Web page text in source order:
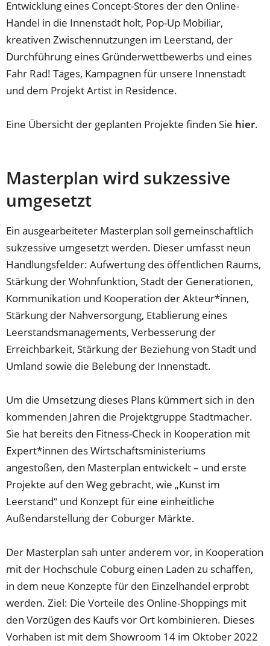
Entwicklung eines Concept-Stores der den Online-
Handel in die Innenstadt holt, Pop-Up Mobiliar,
kreativen Zwischennutzungen im Leerstand, der
Durchführung eines Gründerwettbewerbs und eines
Fahr Rad! Tages, Kampagnen für unsere Innenstadt
und dem Projekt Artist in Residence.
Eine Übersicht der geplanten Projekte finden Sie hier.
Masterplan wird sukzessive
umgesetzt
Ein ausgearbeiteter Masterplan soll gemeinschaftlich
sukzessive umgesetzt werden. Dieser umfasst neun
Handlungsfelder: Aufwertung des öffentlichen Raums,
Stärkung der Wohnfunktion, Stadt der Generationen,
Kommunikation und Kooperation der Akteur*innen,
Stärkung der Nahversorgung, Etablierung eines
Leerstandsmanagements, Verbesserung der
Erreichbarkeit, Stärkung der Beziehung von Stadt und
Umland sowie die Belebung der Innenstadt.
Um die Umsetzung dieses Plans kümmert sich in den
kommenden Jahren die Projektgruppe Stadtmacher.
Sie hat bereits den Fitness-Check in Kooperation mit
Expert*innen des Wirtschaftsministeriums
angestoßen, den Masterplan entwickelt – und erste
Projekte auf den Weg gebracht, wie „Kunst im
Leerstand“ und Konzept für eine einheitliche
Außendarstellung der Coburger Märkte.
Der Masterplan sah unter anderem vor, in Kooperation
mit der Hochschule Coburg einen Laden zu schaffen,
in dem neue Konzepte für den Einzelhandel erprobt
werden. Ziel: Die Vorteile des Online-Shoppings mit
den Vorzügen des Kaufs vor Ort kombinieren. Dieses
Vorhaben ist mit dem Showroom 14 im Oktober 2022